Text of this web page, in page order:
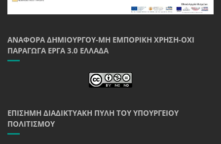
ΑΝΑΦΟΡΆ ΔΗΜΙΟΥΡΓΟΎ-ΜΗ ΕΜΠΟΡΙΚΉ ΧΡΉΣΗ-ΌΧΙ
ΠΑΡΆΓΩΓΑ ΈΡΓΑ 3.0 ΕΛΛΆΔΑ
ΕΠΊΣΗΜΗ ΔΙΑΔΙΚΤΥΑΚΉ ΠΎΛΗ ΤΟΥ ΥΠΟΥΡΓΕΊΟΥ
ΠΟΛΙΤΙΣΜΟΎ